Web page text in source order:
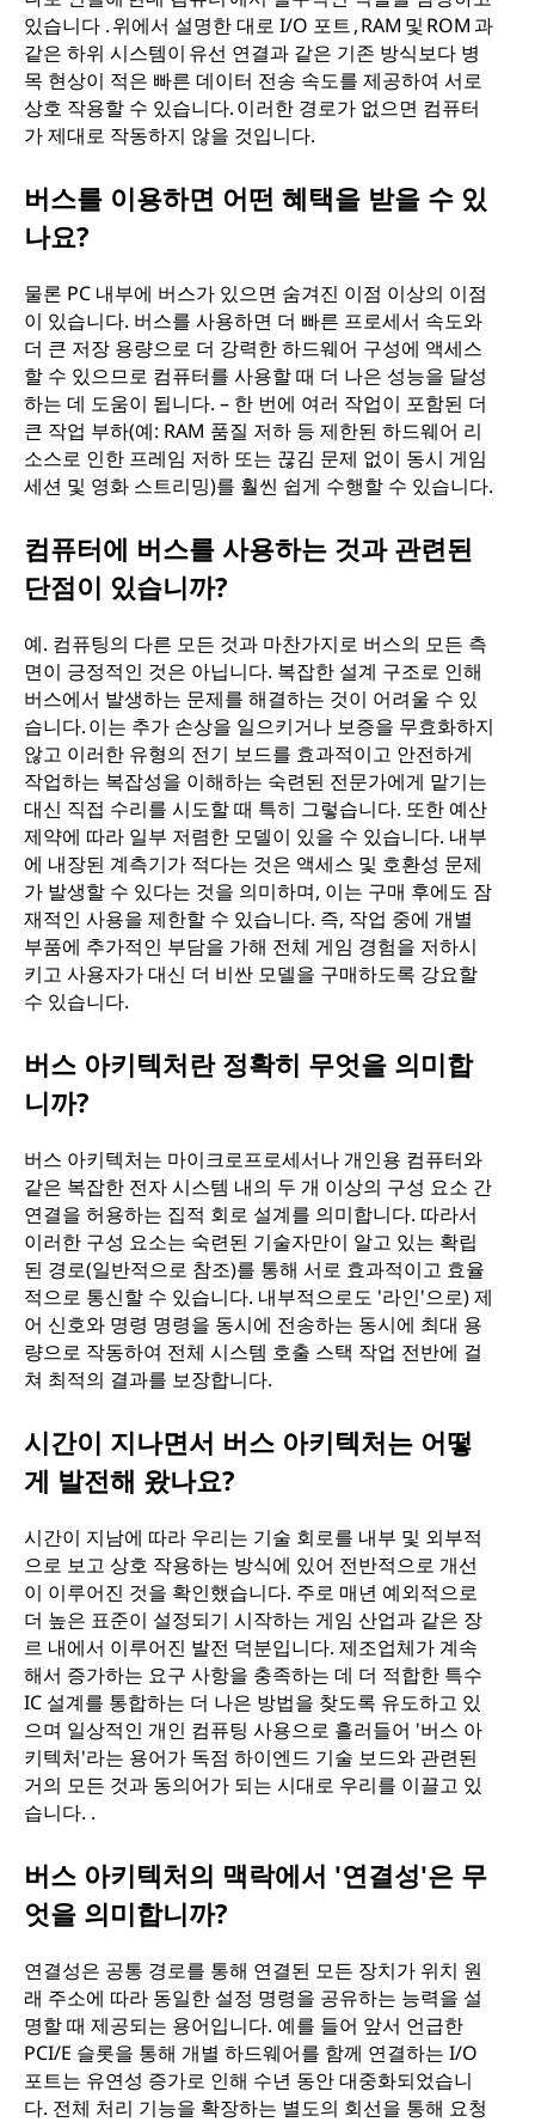
있습니다 . 위에서 설명한 대로 I/O 포트 , RAM 및 ROM 과
같은 하위 시스템이 유선 연결과 같은 기존 방식보다 병
목 현상이 적은 빠른 데이터 전송 속도를 제공하여 서로
상호 작용할 수 있습니다. 이러한 경로가 없으면 컴퓨터
가 제대로 작동하지 않을 것입니다.
버스를 이용하면 어떤 혜택을 받을 수 있
나요?
물론 PC 내부에 버스가 있으면 숨겨진 이점 이상의 이점
이 있습니다. 버스를 사용하면 더 빠른 프로세서 속도와
더 큰 저장 용량으로 더 강력한 하드웨어 구성에 액세스
할 수 있으므로 컴퓨터를 사용할 때 더 나은 성능을 달성
하는 데 도움이 됩니다. – 한 번에 여러 작업이 포함된 더
큰 작업 부하(예: RAM 품질 저하 등 제한된 하드웨어 리
소스로 인한 프레임 저하 또는 끊김 문제 없이 동시 게임
세션 및 영화 스트리밍)를 훨씬 쉽게 수행할 수 있습니다.
컴퓨터에 버스를 사용하는 것과 관련된
단점이 있습니까?
예. 컴퓨팅의 다른 모든 것과 마찬가지로 버스의 모든 측
면이 긍정적인 것은 아닙니다. 복잡한 설계 구조로 인해
버스에서 발생하는 문제를 해결하는 것이 어려울 수 있
습니다. 이는 추가 손상을 일으키거나 보증을 무효화하지
않고 이러한 유형의 전기 보드를 효과적이고 안전하게
작업하는 복잡성을 이해하는 숙련된 전문가에게 맡기는
대신 직접 수리를 시도할 때 특히 그렇습니다. 또한 예산
제약에 따라 일부 저렴한 모델이 있을 수 있습니다. 내부
에 내장된 계측기가 적다는 것은 액세스 및 호환성 문제
가 발생할 수 있다는 것을 의미하며, 이는 구매 후에도 잠
재적인 사용을 제한할 수 있습니다. 즉, 작업 중에 개별
부품에 추가적인 부담을 가해 전체 게임 경험을 저하시
키고 사용자가 대신 더 비싼 모델을 구매하도록 강요할
수 있습니다.
버스 아키텍처란 정확히 무엇을 의미합
니까?
버스 아키텍처는 마이크로프로세서나 개인용 컴퓨터와
같은 복잡한 전자 시스템 내의 두 개 이상의 구성 요소 간
연결을 허용하는 집적 회로 설계를 의미합니다. 따라서
이러한 구성 요소는 숙련된 기술자만이 알고 있는 확립
된 경로(일반적으로 참조)를 통해 서로 효과적이고 효율
적으로 통신할 수 있습니다. 내부적으로도 '라인'으로) 제
어 신호와 명령 명령을 동시에 전송하는 동시에 최대 용
량으로 작동하여 전체 시스템 호출 스택 작업 전반에 걸
쳐 최적의 결과를 보장합니다.
시간이 지나면서 버스 아키텍처는 어떻
게 발전해 왔나요?
시간이 지남에 따라 우리는 기술 회로를 내부 및 외부적
으로 보고 상호 작용하는 방식에 있어 전반적으로 개선
이 이루어진 것을 확인했습니다. 주로 매년 예외적으로
더 높은 표준이 설정되기 시작하는 게임 산업과 같은 장
르 내에서 이루어진 발전 덕분입니다. 제조업체가 계속
해서 증가하는 요구 사항을 충족하는 데 더 적합한 특수
IC 설계를 통합하는 더 나은 방법을 찾도록 유도하고 있
으며 일상적인 개인 컴퓨팅 사용으로 흘러들어 '버스 아
키텍처'라는 용어가 독점 하이엔드 기술 보드와 관련된
거의 모든 것과 동의어가 되는 시대로 우리를 이끌고 있
습니다. .
버스 아키텍처의 맥락에서 '연결성'은 무
엇을 의미합니까?
연결성은 공통 경로를 통해 연결된 모든 장치가 위치 원
래 주소에 따라 동일한 설정 명령을 공유하는 능력을 설
명할 때 제공되는 용어입니다. 예를 들어 앞서 언급한
PCI/E 슬롯을 통해 개별 하드웨어를 함께 연결하는 I/O
포트는 유연성 증가로 인해 수년 동안 대중화되었습니
다. 전체 처리 기능을 확장하는 별도의 회선을 통해 요청